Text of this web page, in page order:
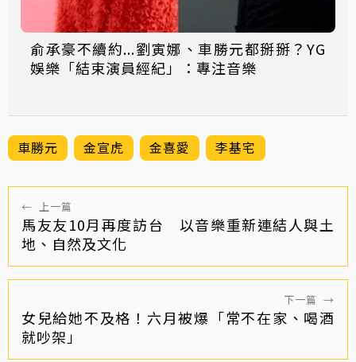
俞承豪不續約...劉寅娜、車勝元都掰掰？YG
娛樂「結束演員經紀」：專注音樂
車勝元 金宣虎 金喜愛 李基宅
← 上一篇
馬友友10月再度訪台 以音樂重新連結人與土
地、自然及文化
下一篇 →
女兒給她不及格！六月被爆「常不在家、喝酒
就吵架」